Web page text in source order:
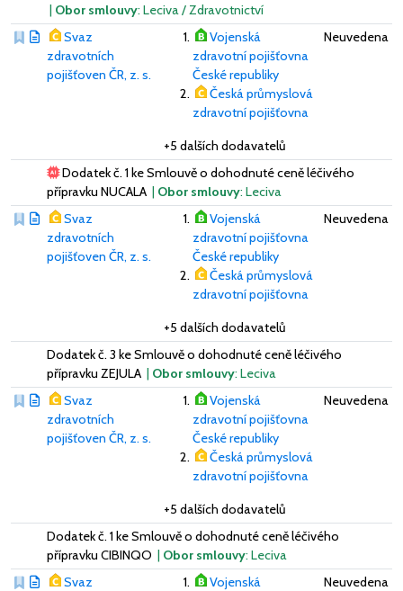
| Obor smlouvy: Leciva / Zdravotnictví
Svaz
zdravotních
pojišťoven ČR, z. s.
Vojenská
zdravotní pojišťovna
České republiky
Česká průmyslová
zdravotní pojišťovna
+5 dalších dodavatelů
Neuvedena
Dodatek č. 1 ke Smlouvě o dohodnuté ceně léčivého
přípravku NUCALA | Obor smlouvy: Leciva
Svaz
zdravotních
pojišťoven ČR, z. s.
Vojenská
zdravotní pojišťovna
České republiky
Česká průmyslová
zdravotní pojišťovna
+5 dalších dodavatelů
Neuvedena
Dodatek č. 3 ke Smlouvě o dohodnuté ceně léčivého
přípravku ZEJULA | Obor smlouvy: Leciva
Svaz
zdravotních
pojišťoven ČR, z. s.
Vojenská
zdravotní pojišťovna
České republiky
Česká průmyslová
zdravotní pojišťovna
+5 dalších dodavatelů
Neuvedena
Dodatek č. 1 ke Smlouvě o dohodnuté ceně léčivého
přípravku CIBINQO | Obor smlouvy: Leciva
Svaz
Vojenská
Neuvedena